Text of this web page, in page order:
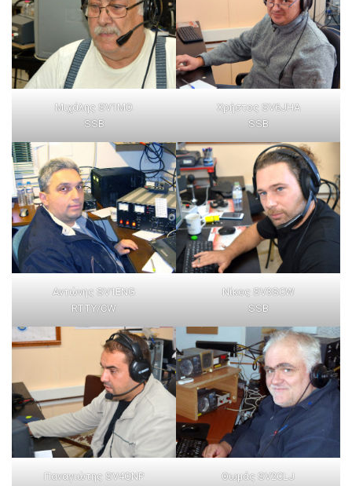
Μιχάλης SV1MO
SSB
Χρήστος SV6JHA
SSB
Αντώνης SV1ENG
RTTY/CW
Νίκος SV3SCW
SSB
Παναγιώτης SV4QNP
Θωμάς SV2CLJ